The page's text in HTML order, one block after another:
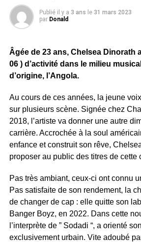
Publié il y a 3 ans le 31 mars 2023
par Donald
Âgée de 23 ans, Chelsea Dinorath
06 ) d’activité dans le milieu
d’origine, l’Angola.
Au cours de ces années, la jeune
sur plusieurs scène. Signée chez
2018, l’artiste va donner une autre
carrière. Accrochée à la soul
enfance et construit son rêve,
proposer au public des titres de cette
Pas très ambiant, ceux-ci ont connu
Pas satisfaite de son rendement, la
de changer de cap : elle quitte son
Banger Boyz, en 2022. Dans cette
l’interprète de ” Sodadi “, a orienté
exclusivement urbain. Vite adoubé